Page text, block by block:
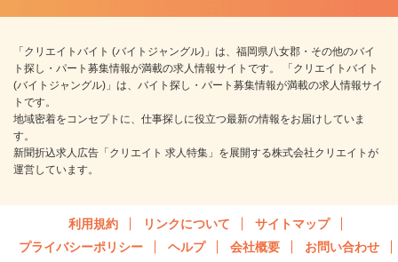
「クリエイトバイト (バイトジャングル)」は、福岡県八女郡・その他のバイ
ト探し・パート募集情報が満載の求人情報サイトです。 「クリエイトバイト
(バイトジャングル)」は、バイト探し・パート募集情報が満載の求人情報サイ
トです。
地域密着をコンセプトに、仕事探しに役立つ最新の情報をお届けしていま
す。
新聞折込求人広告「クリエイト 求人特集」を展開する株式会社クリエイトが
運営しています。
利用規約 リンクについて
サイトマップ
プライバシーポリシー
ヘルプ 会社概要 お問い合わせ